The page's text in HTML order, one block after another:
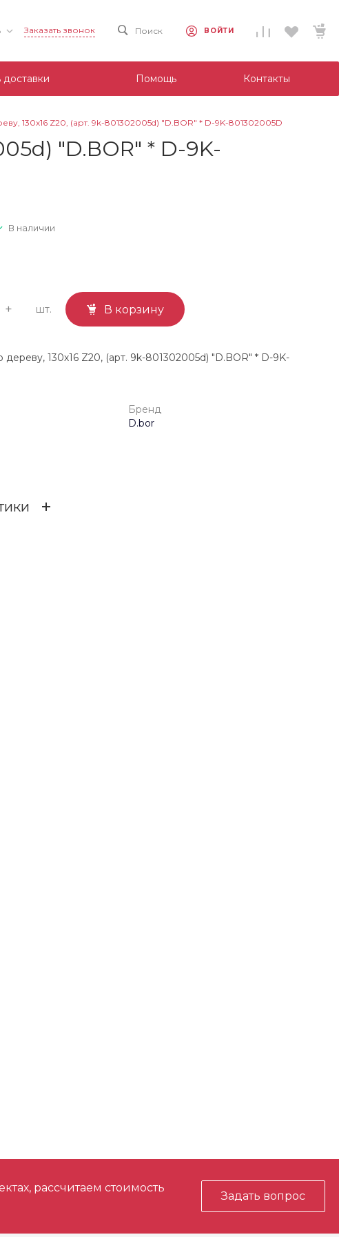
Заказать звонок Поиск ВОЙТИ
доставки Помощь Контакты
130х16 Z20, (арт. 9k-801302005d) "D.BOR" * D-9K-801302005D
"D.BOR" * D-9K-
В наличии
+ шт. В корзину
130х16 Z20, (арт. 9k-801302005d) "D.BOR" * D-9K-
Бренд
D.bor
рассчитаем стоимость
Задать вопрос